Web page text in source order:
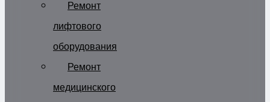
Ремонт
лифтового
оборудования
Ремонт
медицинского